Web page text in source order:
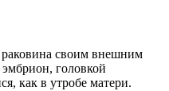
своим внешним
головкой
как в утробе матери.